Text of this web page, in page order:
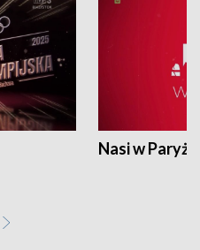
Nasi w Paryżu